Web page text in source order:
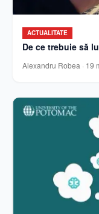
ACTUALITATE
De ce trebuie să
Alexandru Robea · 19